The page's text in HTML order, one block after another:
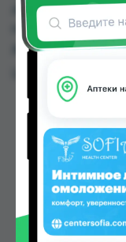
Авита,
по цене от
других
Цена: от44.00